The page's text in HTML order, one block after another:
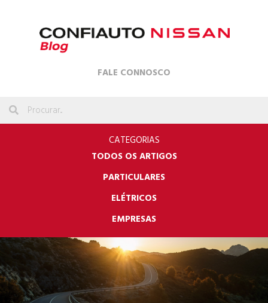
FALE CONNOSCO
CATEGORIAS
TODOS OS ARTIGOS
PARTICULARES
ELÉTRICOS
EMPRESAS